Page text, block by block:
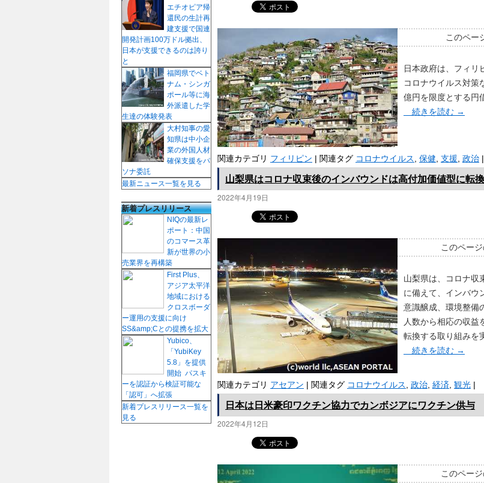
このペー
日本政府は、フィリ
コロナウイルス対策
億円を限度とする円
続きを読む →
関連カテゴリ フィリピン | 関連タグ コロナウイルス 保健 支援 政治 |
山梨県はコロナ収束後のインバウンドは高付加価値型に転
2022年4月19日
このペー
山梨県は、コロナ収
に備えて、インバウ
意識醸成、環境整備
人数から相応の収益
転換する取り組みを
続きを読む →
関連カテゴリ アセアン | 関連タグ コロナウイルス 政治 経済 観光 |
日本は日米豪印ワクチン協力でカンボジアにワクチン供与
2022年4月12日
このペー
エチオピア帰
還民の生計再
建支援で国連
開発計画100万ドル拠出、
日本が支援できるのは誇り
と
福岡県でベト
ナム・シンガ
ポール等に海
外派遣した学
生達の体験発表
大村知事の愛
知県は中小企
業の外国人材
確保支援をパ
ソナ委託
最新ニュース一覧を見る
新着プレスリリース
NIQの最新レ
ポート：中国
のコマース革
新が世界の小
売業界を再構築
First Plus、
アジア太平洋
地域における
クロスボーダ
ー運用の支援に向け
SS&amp;Cとの提携を拡大
Yubico、
「YubiKey
5.8」を提供
開始 パスキ
ーを認証から検証可能な
「認可」へ拡張
新着プレスリリース一覧を
見る